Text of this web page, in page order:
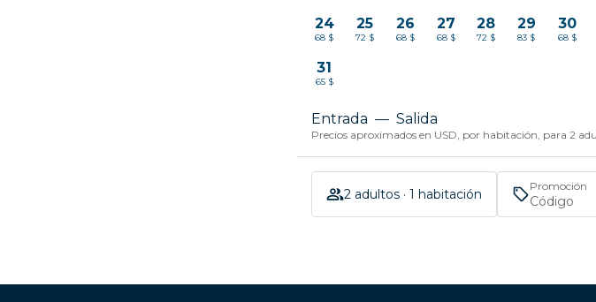
24
68 $
25
72 $
26
68 $
27
68 $
28
72 $
29
83 $
30
68 $
31
65 $
Entrada — Salida
Precios aproximados en USD, por habitación, para 2
2 adultos · 1 habitación
Promoción